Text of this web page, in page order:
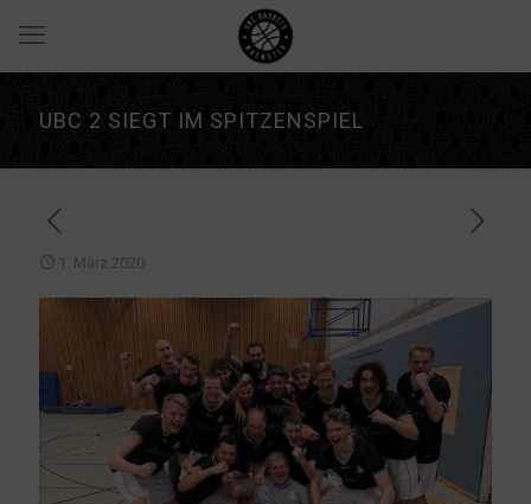
UBC 2 SIEGT IM SPITZENSPIEL
1. März 2020